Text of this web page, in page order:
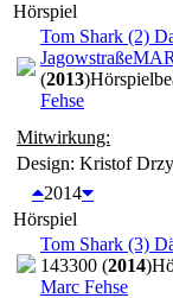
Hörspiel
Tom Shark (2)
Jagowstraße
(2013)
Fehse
Mitwirkung:
Design: Kristof
2014
Hörspiel
Tom Shark (3)
143300 (2014)
Marc Fehse